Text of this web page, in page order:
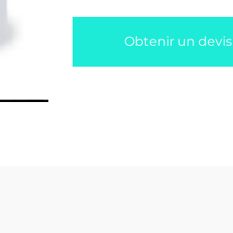
Obtenir un devis